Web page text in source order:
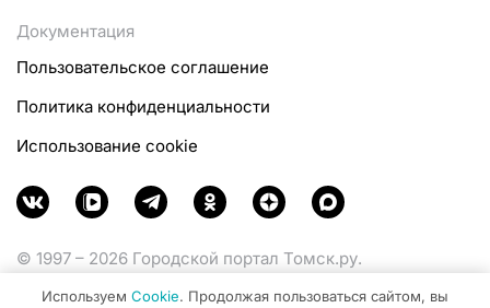
Документация
Пользовательское соглашение
Политика конфиденциальности
Использование cookie
© 1997 – 2026 Городской портал Томск.ру.
Используем Cookie. Продолжая пользоваться сайтом, вы